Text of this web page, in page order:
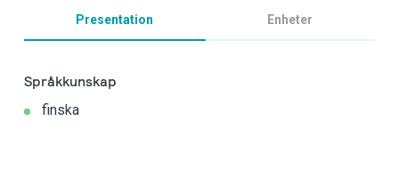
Presentation Enheter
Språkkunskap
finska